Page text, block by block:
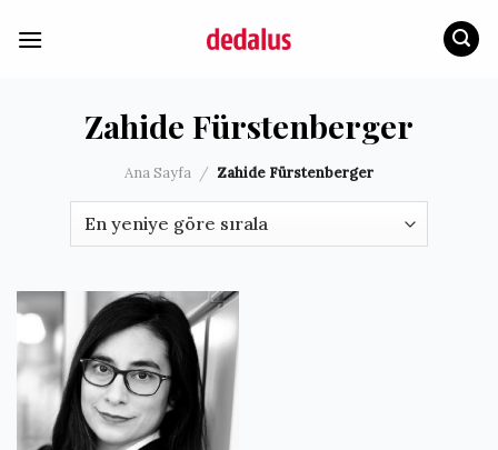
atla
Zahide Fürstenberger
Ana Sayfa / Zahide Fürstenberger